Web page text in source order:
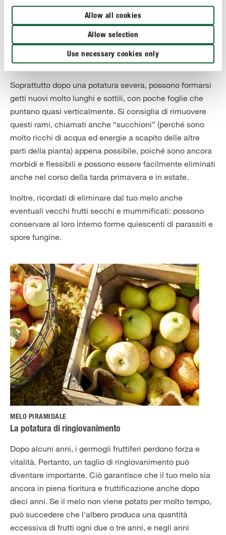
Allow all cookies
Allow selection
Use necessary cookies only
accorci troppo i rami, la pianta reagirà con una crescita
estrema e troppo ricca di foglie, che dovrebbe essere
evitata perché indebolisce il melo.
Un consiglio per evitare i “succhioni”
Soprattutto dopo una potatura severa, possono formarsi
getti nuovi molto lunghi e sottili, con poche foglie che
puntano quasi verticalmente. Si consiglia di rimuovere
questi rami, chiamati anche “succhioni” (perché sono
molto ricchi di acqua ed energie a scapito delle altre
parti della pianta) appena possibile, poiché sono ancora
morbidi e flessibili e possono essere facilmente eliminati
anche nel corso della tarda primavera e in estate.
Inoltre, ricordati di eliminare dal tuo melo anche
eventuali vecchi frutti secchi e mummificati: possono
conservare al loro interno forme quiescenti di parassiti e
spore fungine.
MELO PIRAMIDALE
La potatura di ringiovanimento
Dopo alcuni anni, i germogli fruttiferi perdono forza e
vitalità. Pertanto, un taglio di ringiovanimento può
diventare importante. Ciò garantisce che il tuo melo sia
ancora in piena fioritura e fruttificazione anche dopo
dieci anni. Se il melo non viene potato per molto tempo,
può succedere che l'albero produca una quantità
eccessiva di frutti ogni due o tre anni, e negli anni